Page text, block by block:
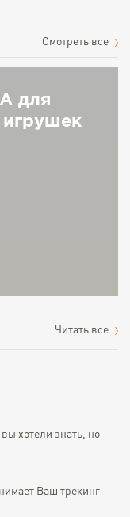
Cмотреть все
для
игрушек
Читать все
хотели знать, но
Ваш трекинг